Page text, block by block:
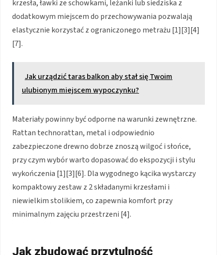
krzesła, ławki ze schowkami, leżanki lub siedziska z
dodatkowym miejscem do przechowywania pozwalają
elastycznie korzystać z ograniczonego metrażu [1][3][4]
[7].
Jak urządzić taras balkon aby stał się Twoim
ulubionym miejscem wypoczynku?
Materiały powinny być odporne na warunki zewnętrzne.
Rattan technorattan, metal i odpowiednio
zabezpieczone drewno dobrze znoszą wilgoć i słońce,
przy czym wybór warto dopasować do ekspozycji i stylu
wykończenia [1][3][6]. Dla wygodnego kącika wystarczy
kompaktowy zestaw z 2 składanymi krzesłami i
niewielkim stolikiem, co zapewnia komfort przy
minimalnym zajęciu przestrzeni [4].
Jak zbudować przytulność